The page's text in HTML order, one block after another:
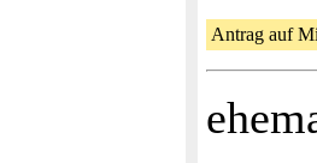
Antrag auf